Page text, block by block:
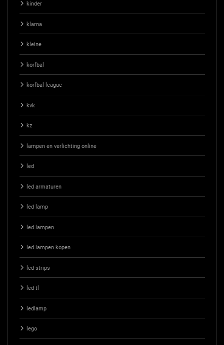
kinder
klarna
kleine
korfbal
korfbal league
kvk
kz
lampen en verlichting online
led
led armaturen
led lamp
led lampen
led lampen kopen
led strips
led tl
ledlamp
lego